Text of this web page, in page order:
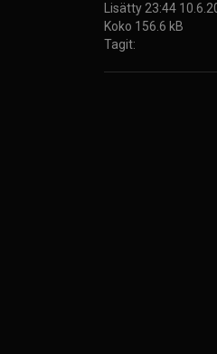
Lisätty 23:44
Koko 156.6 kB
Tagit: